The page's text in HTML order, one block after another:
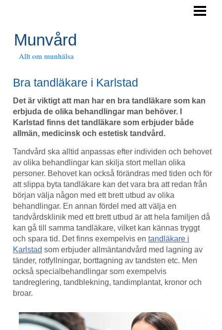
DÅLIG SMAK I MUNNEN
TANDSTEN
BLOGG
Munvård
Allt om munhälsa
Bra tandläkare i Karlstad
Det är viktigt att man har en bra tandläkare som kan
erbjuda de olika behandlingar man behöver. I
Karlstad finns det tandläkare som erbjuder både
allmän, medicinsk och estetisk tandvård.
Tandvård ska alltid anpassas efter individen och behovet
av olika behandlingar kan skilja stort mellan olika
personer. Behovet kan också förändras med tiden och för
att slippa byta tandläkare kan det vara bra att redan från
början välja någon med ett brett utbud av olika
behandlingar. En annan fördel med att välja en
tandvårdsklinik med ett brett utbud är att hela familjen då
kan gå till samma tandläkare, vilket kan kännas tryggt
och spara tid. Det finns exempelvis en tandläkare i
Karlstad som erbjuder allmäntandvård med lagning av
tänder, rotfyllningar, borttagning av tandsten etc. Men
också specialbehandlingar som exempelvis
tandreglering, tandblekning, tandimplantat, kronor och
broar.